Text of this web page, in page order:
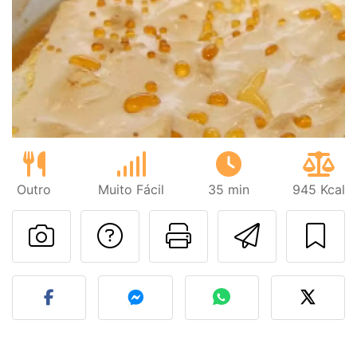
Outro Muito Fácil 35 min 945 Kcal
Imprima
Falar com o autor
Fez esta receita?